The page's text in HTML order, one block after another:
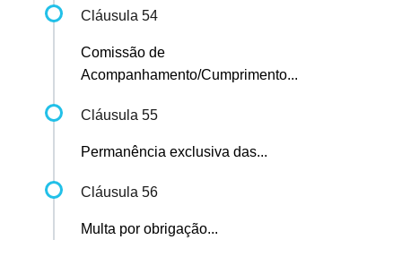
Cláusula 54
Comissão de
Acompanhamento/Cumprimento...
Cláusula 55
Permanência exclusiva das...
Cláusula 56
Multa por obrigação...